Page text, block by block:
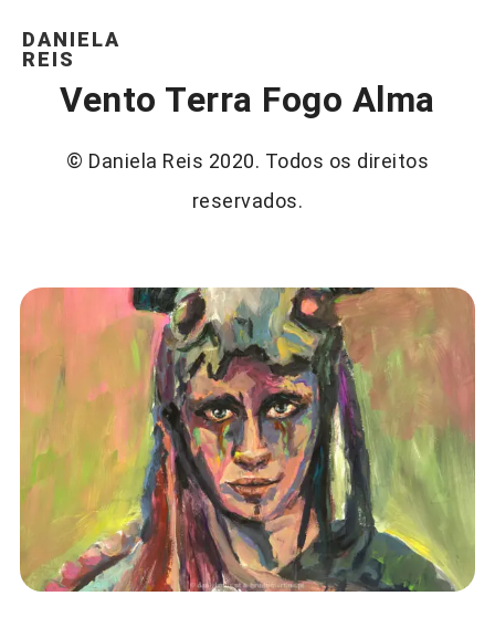
DANIELA
REIS
Vento Terra Fogo Alma
© Daniela Reis 2020. Todos os direitos
reservados.